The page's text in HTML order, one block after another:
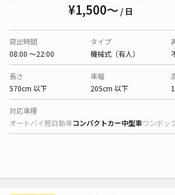
¥1,500〜 / 日
貸出時間
08:00 〜22:00
タイプ
機械式（有人）
長さ
570cm 以下
車幅
205cm 以下
対応車種
オートバイ軽自動車コンパクトカー中型車ワンボッ